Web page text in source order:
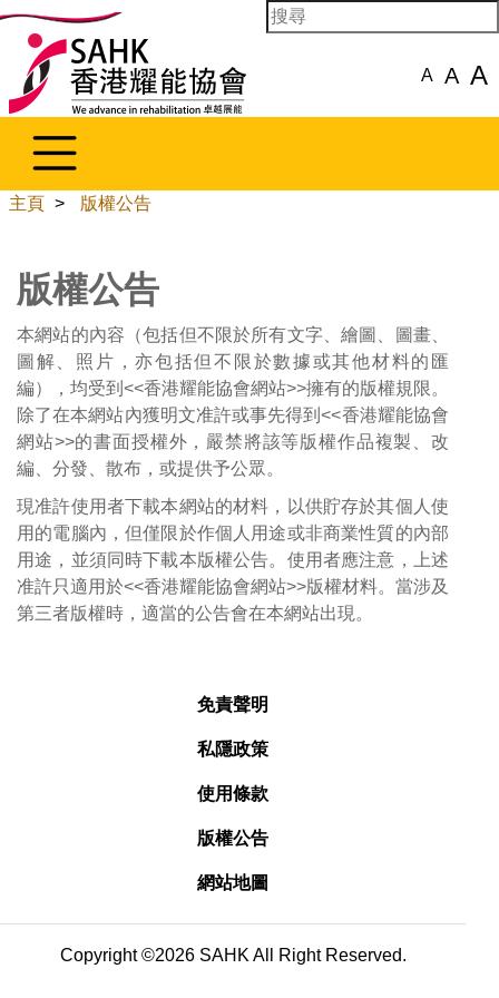
A A A
主頁 > 版權公告
版權公告
本網站的內容（包括但不限於所有文字、繪圖、圖畫、
圖解、照片，亦包括但不限於數據或其他材料的匯
編），均受到<<香港耀能協會網站>>擁有的版權規限。
除了在本網站內獲明文准許或事先得到<<香港耀能協會
網站>>的書面授權外，嚴禁將該等版權作品複製、改
編、分發、散布，或提供予公眾。
現准許使用者下載本網站的材料，以供貯存於其個人使
用的電腦內，但僅限於作個人用途或非商業性質的內部
用途，並須同時下載本版權公告。使用者應注意，上述
准許只適用於<<香港耀能協會網站>>版權材料。當涉及
第三者版權時，適當的公告會在本網站出現。
免責聲明
私隱政策
使用條款
版權公告
網站地圖
Copyright ©2026 SAHK All Right Reserved.